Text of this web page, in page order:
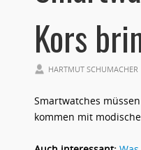
Kors
HARTMUT SCHUMACHER
Smartwatches
kommen mit